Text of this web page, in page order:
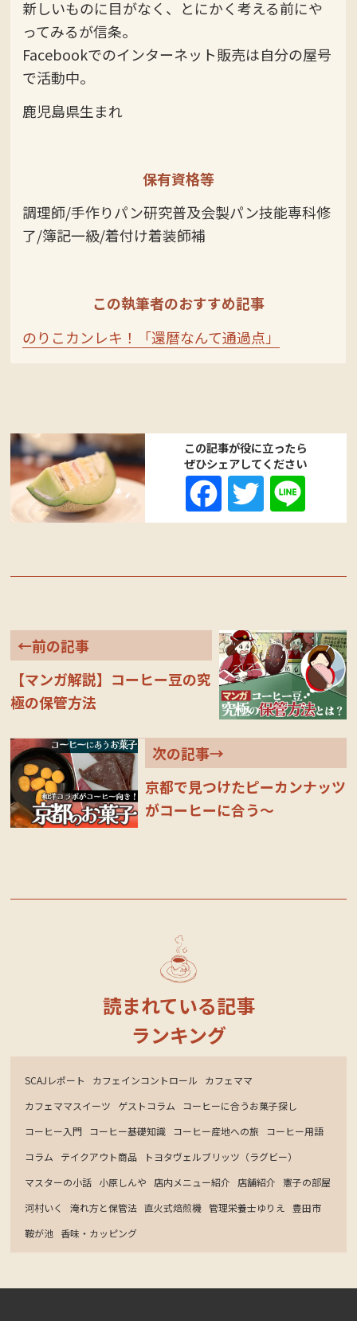
新しいものに目がなく、とにかく考える前にや
ってみるが信条。
Facebookでのインターネット販売は自分の屋号
で活動中。
鹿児島県生まれ
保有資格等
調理師/手作りパン研究普及会製パン技能専科修
了/簿記一級/着付け着装師補
この執筆者のおすすめ記事
のりこカンレキ！「還暦なんて通過点」
この記事が役に立ったら
ぜひシェアしてください
Fa
ce
T
wi ne
←前の記事
【マンガ解説】コーヒー豆の究
極の保管方法
次の記事→
京都で見つけたピーカンナッツ
がコーヒーに合う～
読まれている記事
ランキング
SCAJレポート カフェインコントロール
カフェママ
カフェママスイーツ
ゲストコラム
コーヒーに合うお菓子探し
コーヒー入門 コーヒー基礎知識 コーヒー産地への旅
コーヒー用語
コラム
テイクアウト商品
トヨタヴェルブリッツ（ラグビー）
マスターの小話 小原しんや 店内メニュー紹介 店舗紹介 憲子の部屋
河村いく
淹れ方と保管法 直火式焙煎機 管理栄養士ゆりえ
豊田市
鞍が池 香味・カッピング